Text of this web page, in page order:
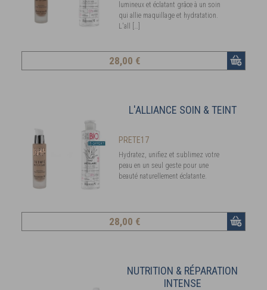
lumineux et éclatant grâce à un soin
qui allie maquillage et hydratation.
L'all […]
28,00 €
L'ALLIANCE SOIN & TEINT
PRETE17
Hydratez, unifiez et sublimez votre
peau en un seul geste pour une
beauté naturellement éclatante.
28,00 €
NUTRITION & RÉPARATION
INTENSE